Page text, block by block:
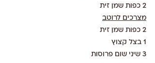
2 כפות שמן זית
מצרכים לרוטב
2 כפות שמן זית
1 בצל קצוץ
3 שיני שום פרוסות